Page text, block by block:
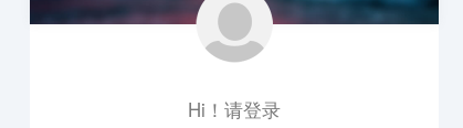
Hi！请登录